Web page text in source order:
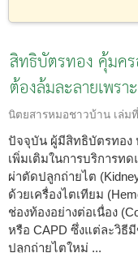
สิทธิบัตรทอง คุ้มคร
ต้องล้มละลายเพรา
นิตยสารหมอชาวบ้าน เล่ม
ปัจจุบัน ผู้มีสิทธิบัตรทอง
เพิ่มเติมในการบริการท
ผ่าตัดปลูกถ่ายไต
ด้วยเครื่องไตเทียม
ช่องท้องอย่างต่อเนื่อง
หรือ CAPD ซึ่งแต่ละวิธี
ปลูกถ่ายไตใหม่ ...